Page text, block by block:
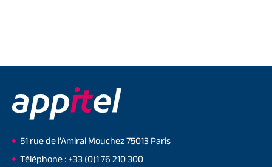
51 rue de l’Amiral Mouchez 75013 Paris
Téléphone : +33 (0)1 76 210 300